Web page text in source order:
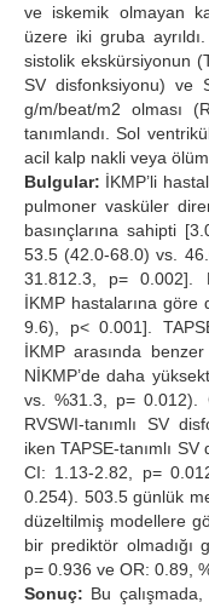
ve iskemik olmayan
üzere iki gruba
sistolik ekskürsiyonun
SV disfonksiyonu) ve
g/m/beat/m2 olması
tanımlandı. Sol
acil kalp nakli veya
Bulgular: İKMP’li
pulmoner vasküler
basınçlarına sahipti
53.5 (42.0-68.0) vs.
31.812.3, p= 0.002].
İKMP hastalarına
9.6), p< 0.001].
İKMP arasında
NİKMP’de daha
vs. %31.3, p= 0.012).
RVSWI-tanımlı SV
iken TAPSE-tanımlı
CI: 1.13-2.82, p=
0.254). 503.5 günlük
düzeltilmiş modellere
bir prediktör olmadığı
p= 0.936 ve OR: 0.89,
Sonuç: Bu